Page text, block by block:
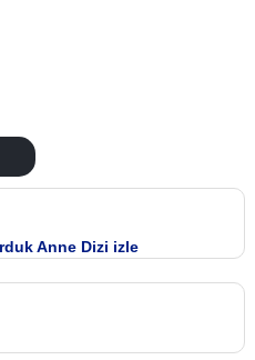
Anne Dizi izle